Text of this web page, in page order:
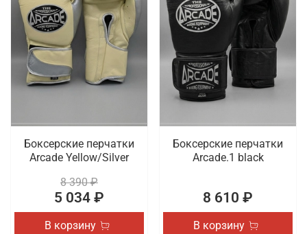
Боксерские перчатки
Arcade Yellow/Silver
8 390 ₽
5 034 ₽
В корзину
Боксерские перчатки
Arcade.1 black
8 610 ₽
В корзину